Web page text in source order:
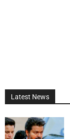
Latest News